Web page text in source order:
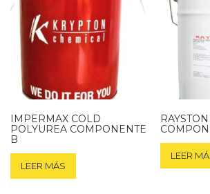
IMPERMAX COLD
POLYUREA COMPONENTE
B
LEER MÁS
LEER